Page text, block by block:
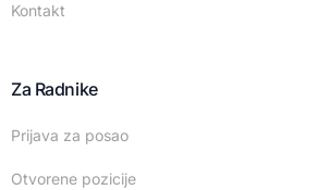
Kontakt
Za Radnike
Prijava za posao
Otvorene pozicije